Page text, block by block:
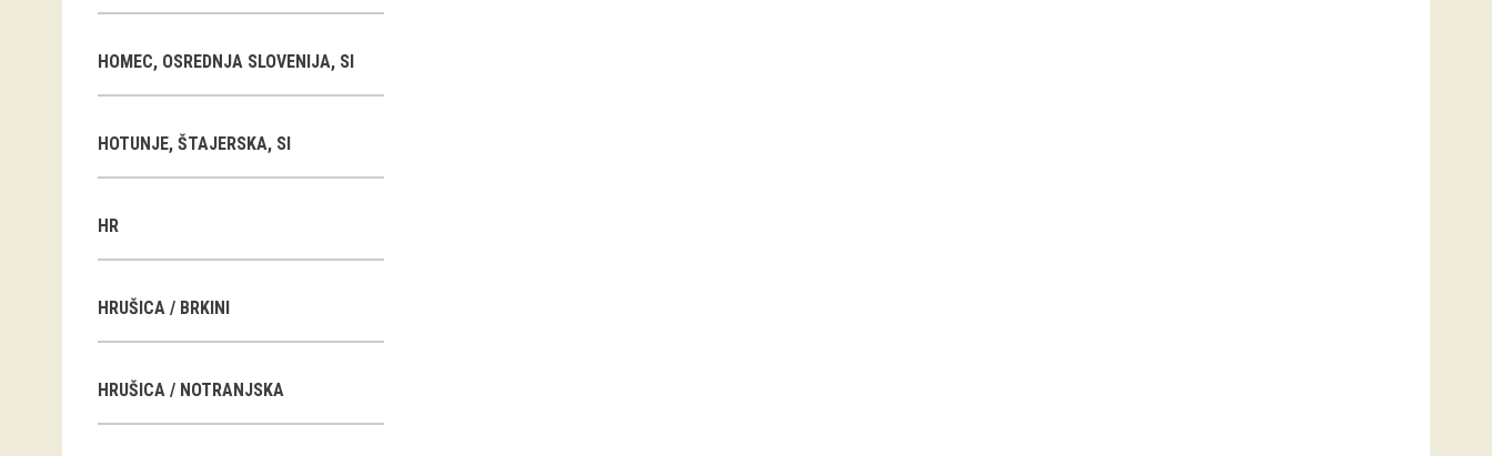
HOMEC, OSREDNJA SLOVENIJA, SI
HOTUNJE, ŠTAJERSKA, SI
HR
HRUŠICA / BRKINI
HRUŠICA / NOTRANJSKA